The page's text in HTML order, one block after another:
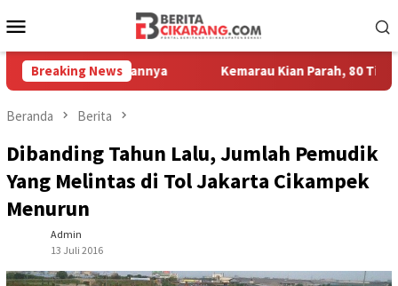
ke
Mobile
Breaking News Kemarau Kian Parah, 80 Titik di
Beranda Berita
Dibanding Tahun Lalu, Jumlah Pemudik
Yang Melintas di Tol Jakarta Cikampek
Menurun
Admin
13 Juli 2016